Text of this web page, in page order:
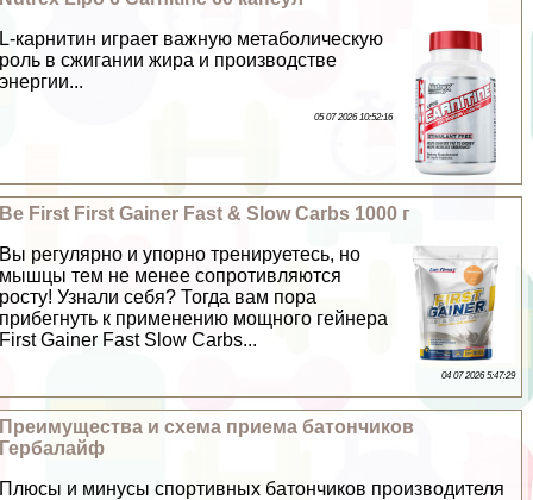
L-карнитин играет важную метаболическую
роль в сжигании жира и производстве
энергии...
05 07 2026 10:52:16
Be First First Gainer Fast & Slow Carbs 1000 г
Вы регулярно и упopно тренируетесь, но
мышцы тем не менее сопротивляются
росту! Узнали себя? Тогда вам пора
прибегнуть к применению мощного гeйнера
First Gainer Fast Slow Carbs...
04 07 2026 5:47:29
Преимущества и схема приема батончиков
Гербалайф
Плюсы и минусы спортивных батончиков производителя